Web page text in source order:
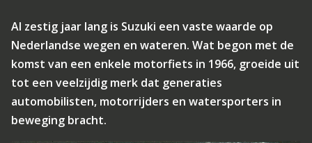
Al zestig jaar lang is Suzuki een vaste waarde op
Nederlandse wegen en wateren. Wat begon met de
komst van een enkele motorfiets in 1966, groeide uit
tot een veelzijdig merk dat generaties
automobilisten, motorrijders en watersporters in
beweging bracht.